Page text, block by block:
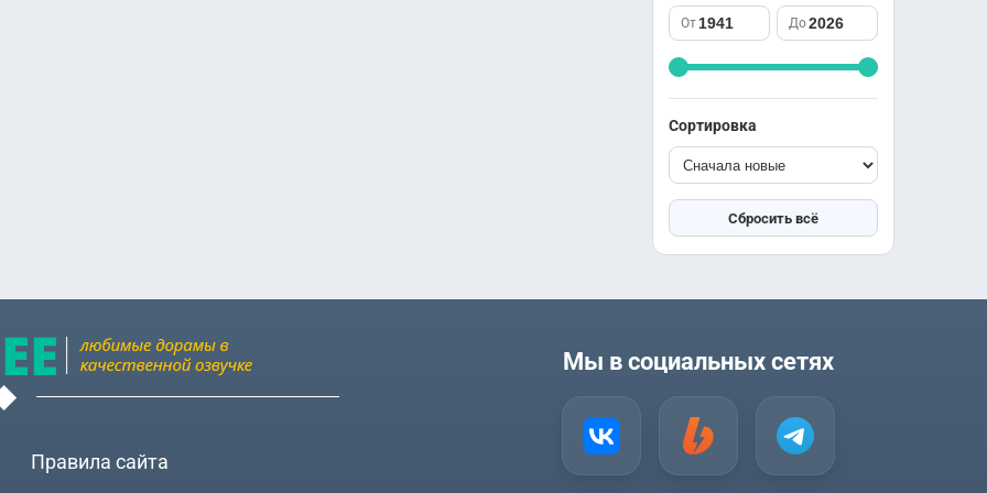
саспенс
спорт
триллер
школа
Южная Корея
Япония
От До
Сортировка
Сбросить всё
Правила сайта
Мы в социальных сетях